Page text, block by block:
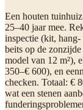
Een houten
25–40 jaar mee.
inspectie (kit,
beits op de
model van 12 m²),
350–€ 600), en
checken. Totaal: €
wat een stenen